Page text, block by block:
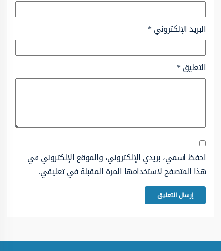
البريد الإلكتروني*
التعليق*
احفظ اسمي، بريدي الإلكتروني، والموقع الإلكتروني في
هذا المتصفح لاستخدامها المرة المقبلة في تعليقي.